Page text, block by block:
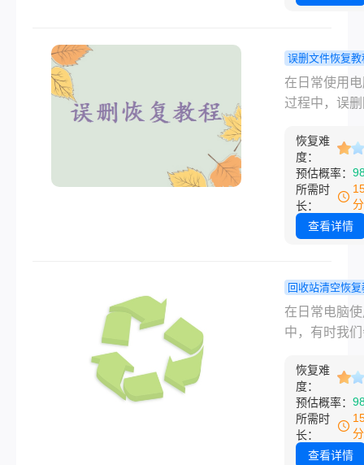
大部分情况
是把数据从
彻底抹掉了
把文件移到
区，或者只
了"可覆盖"
没往那个盘
东西，数据
还躺在硬盘
去捞。下面
了，你挨个
行。
误删文件恢复教
件夹误删除
回收站怎么
方法找回！
在日常使用
过程中，误
问题，尤其
些文件夹并
在回收站时
让人焦急万
过，不必过
们仍然有可
这些误删除
夹。本文将
在回收站怎
到。
恢复难
度：
预估概率：
所需时
长：
查看详情
回收站清空恢
电脑回收站
的软件怎么
复方法必须
道！
在日常电脑
中，有时我
回收站永久
这可能会导
功能的不可
其是当这些
有备份时。
恢复难
度：
预估概率：
所需时
长：
查看详情